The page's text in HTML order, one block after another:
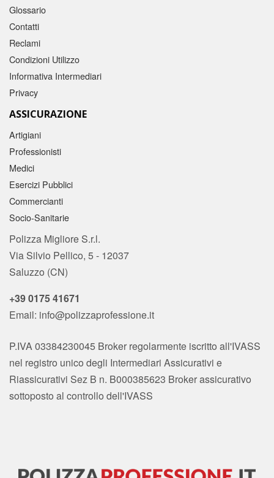
Glossario
Contatti
Reclami
Condizioni Utilizzo
Informativa Intermediari
Privacy
ASSICURAZIONE
Artigiani
Professionisti
Medici
Esercizi Pubblici
Commercianti
Socio-Sanitarie
Polizza Migliore S.r.l.
Via Silvio Pellico, 5 - 12037
Saluzzo (CN)
+39 0175 41671
Email: info@polizzaprofessione.it
P.IVA 03384230045 Broker regolarmente iscritto all'IVASS
nel registro unico degli Intermediari Assicurativi e
Riassicurativi Sez B n. B000385623 Broker assicurativo
sottoposto al controllo dell'IVASS